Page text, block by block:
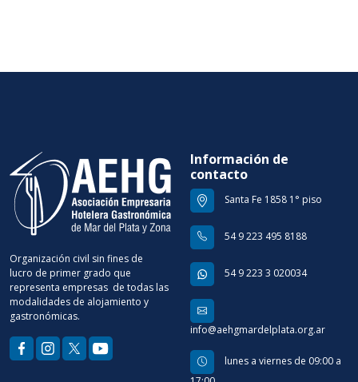
Organización civil sin fines de
lucro de primer grado que
representa empresas de todas las
modalidades de alojamiento y
gastronómicas.
Información de
contacto
Santa Fe 1858 1° piso
54 9 223 495 8188
54 9 223 3 020034
info@aehgmardelplata.org.ar
lunes a viernes de 09:00 a